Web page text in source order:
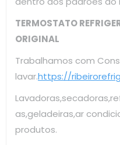
TERMOSTATO
ORIGINAL
Trabalhamos com
lavar.https://
as,geladeiras,ar
produtos.